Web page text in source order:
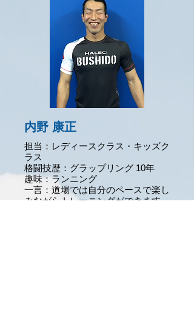
内野 康正
担当：レディースクラス・キッズク
ラス
格闘技歴：グラップリング 10年
趣味：ランニング
一言： 道場では自分のペースで楽し
みながら
トレーニングができます。